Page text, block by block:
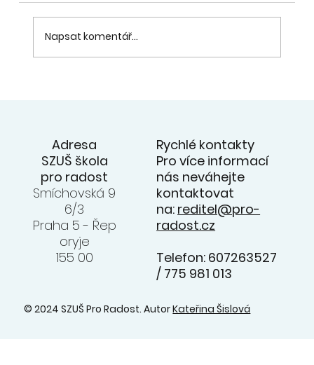
Napsat komentář...
© 2024 SZUŠ Pro Radost. AutorKateřina Šislová
Adresa
SZUŠ škola
pro radost
Smíchovská 9
6/3
Praha 5 - Řep
oryje
155 00
Rychlé kontakty
Pro více informací
nás neváhejte
kontaktovat
na: reditel@pro-
radost.cz
Telefon: 607263527
/ 775 981 013